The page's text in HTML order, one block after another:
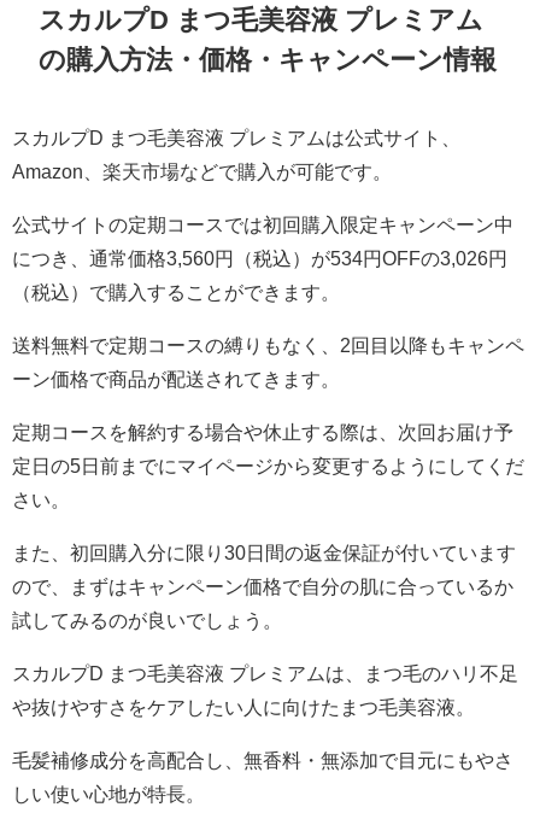
スカルプD まつ毛美容液 プレミアム
の購入方法・価格・キャンペーン情報
スカルプD まつ毛美容液 プレミアムは公式サイト、
Amazon、楽天市場などで購入が可能です。
公式サイトの定期コースでは初回購入限定キャンペーン中
につき、通常価格3,560円（税込）が534円OFFの3,026円
（税込）で購入することができます。
送料無料で定期コースの縛りもなく、2回目以降もキャンペ
ーン価格で商品が配送されてきます。
定期コースを解約する場合や休止する際は、次回お届け予
定日の5日前までにマイページから変更するようにしてくだ
さい。
また、初回購入分に限り30日間の返金保証が付いています
ので、まずはキャンペーン価格で自分の肌に合っているか
試してみるのが良いでしょう。
スカルプD まつ毛美容液 プレミアムは、まつ毛のハリ不足
や抜けやすさをケアしたい人に向けたまつ毛美容液。
毛髪補修成分を高配合し、無香料・無添加で目元にもやさ
しい使い心地が特長。